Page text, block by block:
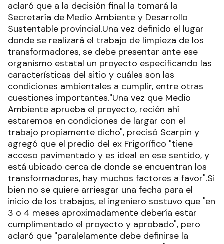
aclaró que a la decisión final la tomará la
Secretaría de Medio Ambiente y Desarrollo
Sustentable provincial.Una vez definido el lugar
donde se realizará el trabajo de limpieza de los
transformadores, se debe presentar ante ese
organismo estatal un proyecto especificando las
características del sitio y cuáles son las
condiciones ambientales a cumplir, entre otras
cuestiones importantes."Una vez que Medio
Ambiente aprueba el proyecto, recién ahí
estaremos en condiciones de largar con el
trabajo propiamente dicho", precisó Scarpin y
agregó que el predio del ex Frigorífico "tiene
acceso pavimentado y es ideal en ese sentido, y
está ubicado cerca de donde se encuentran los
transformadores, hay muchos factores a favor".Si
bien no se quiere arriesgar una fecha para el
inicio de los trabajos, el ingeniero sostuvo que "en
3 o 4 meses aproximadamente debería estar
cumplimentado el proyecto y aprobado", pero
aclaró que "paralelamente debe definirse la